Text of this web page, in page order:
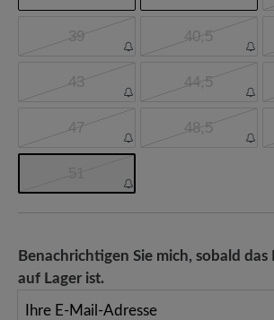
39 40,5
43 44,5
47 48,5
Benachrichtigen Sie mich, sobald
auf Lager ist.